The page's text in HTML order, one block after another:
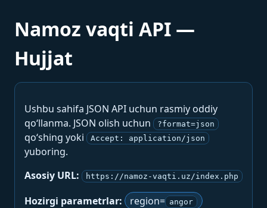
Namoz vaqti API —
Hujjat
Ushbu sahifa JSON API uchun rasmiy oddiy
qo‘llanma. JSON olish uchun
?format=json
qo‘shing yoki Accept: application/json
yuboring.
Asosiy URL:
https://namoz-vaqti.uz/index.php
Hozirgi parametrlar: region= angor